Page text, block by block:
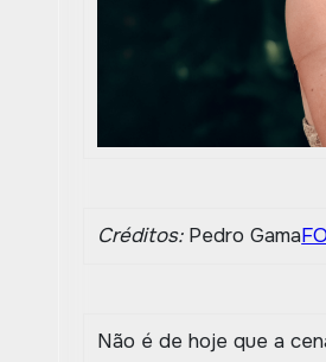
Créditos: Pedro Gama
Não é de hoje que a